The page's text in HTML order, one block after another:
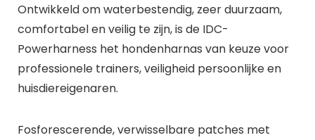
Ontwikkeld om waterbestendig, zeer duurzaam,
comfortabel en veilig te zijn, is de IDC-
Powerharness het hondenharnas van keuze voor
professionele trainers, veiligheid persoonlijke en
huisdiereigenaren.
Fosforescerende, verwisselbare patches met